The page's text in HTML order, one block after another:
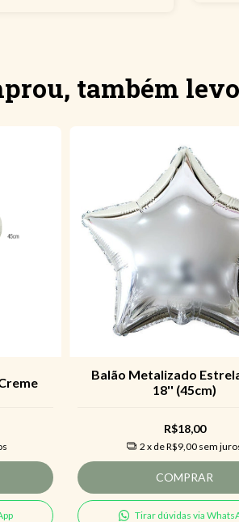
também
Balão Metalizado
18'' (45cm)
R$18,00
2 x deR$9,00 sem
COMPRAR
Tirar dúvidas via